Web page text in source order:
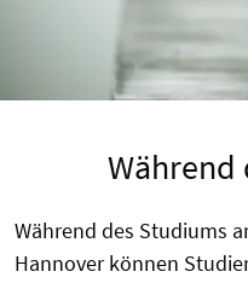
Während
Während des Studiums
Hannover können